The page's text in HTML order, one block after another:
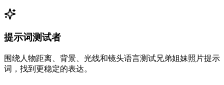
提示词测试者
围绕人物距离、背景、光线和镜头语言测试兄弟姐妹照片提示
词，找到更稳定的表达。